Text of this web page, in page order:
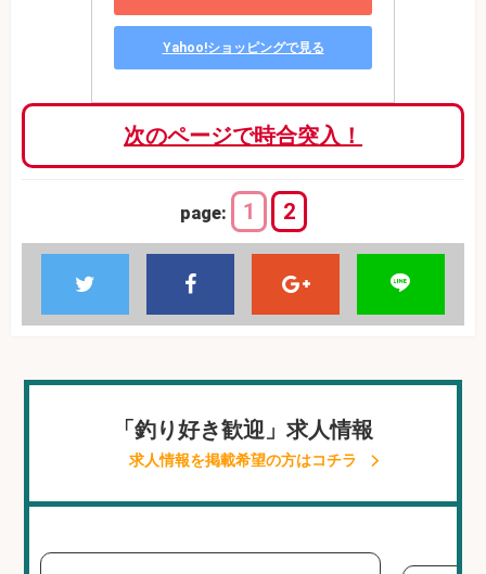
Yahoo!ショッピングで見る
次のページで時合突入！
page: 1 2
「釣り好き歓迎」求人情報
求人情報を掲載希望の方はコチラ